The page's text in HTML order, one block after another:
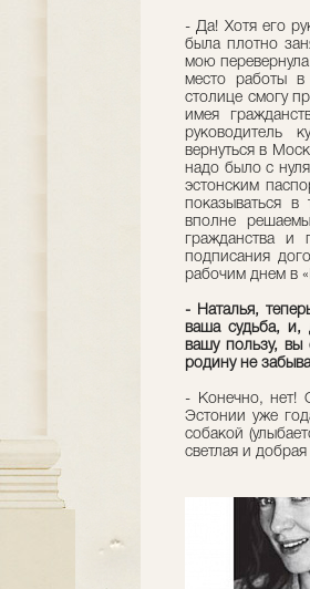
- Да! Хотя его
была плотно
мою
место работы
столице смогу
имея
руководитель
вернуться в
надо было с
эстонским
показываться в
вполне
гражданства и
подписания
рабочим днем в
- Наталья,
ваша судьба, и,
вашу пользу, вы
родину не
- Конечно, нет!
Эстонии уже
собакой
светлая и